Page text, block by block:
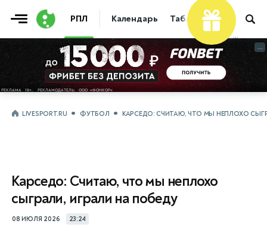
РПЛ Календарь Таблица Прогнозы
...
...
LIVESPORT.RU ФУТБОЛ КАРСЕДО: СЧИТАЮ, ЧТО МЫ НЕПЛОХО
Карседо: Считаю, что мы неплохо
сыграли, играли на победу
08 ИЮЛЯ 2026 23:24